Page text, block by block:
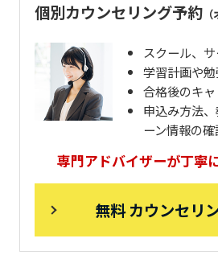
個別カウンセリング予約（
スクール、
学習計画や
合格後のキ
申込み方法
ーン情報の
専門アドバイザーが丁寧
無料 カウンセリ